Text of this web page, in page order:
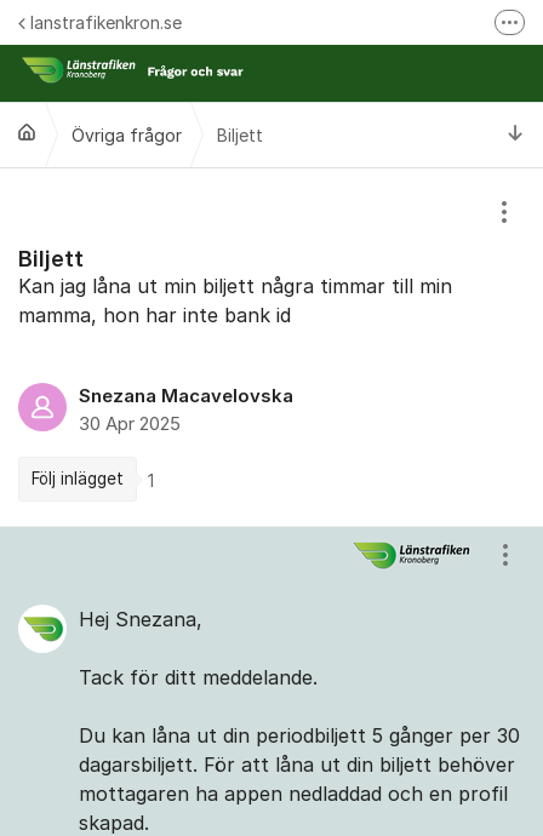
Hoppa till innehåll
lanstrafikenkron.se
Länstrafiken Kronobergs webbplats
Övriga frågor Biljett
Biljett
Kan jag låna ut min biljett några timmar till min
mamma, hon har inte bank id
Snezana Macavelovska
30 Apr 2025
Följ inlägget 1
Hej Snezana,
Tack för ditt meddelande.
Du kan låna ut din periodbiljett 5 gånger per 30
dagarsbiljett. För att låna ut din biljett behöver
mottagaren ha appen nedladdad och en profil
skapad.